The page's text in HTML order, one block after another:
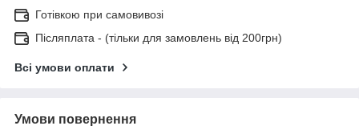
Готівкою при самовивозі
Післяплата - (тільки для замовлень від 200грн)
Всі умови оплати
Умови повернення